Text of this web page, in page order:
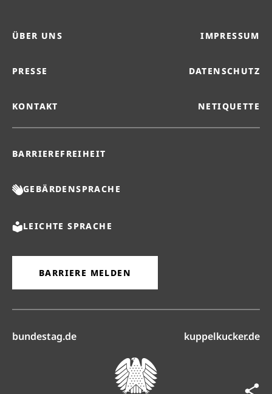
ÜBER UNS IMPRESSUM
PRESSE DATENSCHUTZ
KONTAKT NETIQUETTE
BARRIEREFREIHEIT
GEBÄRDENSPRACHE
LEICHTE SPRACHE
BARRIERE MELDEN
bundestag.de(öffnet in neuem Reiter)kuppelkucker.de